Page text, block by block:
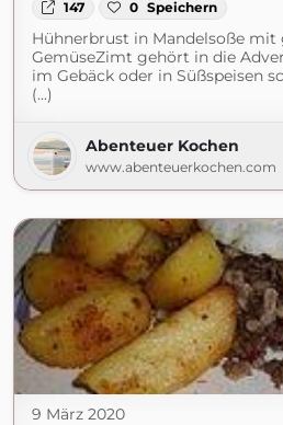
147 0 Speichern
Hühnerbrust in Mandelsoße mit
GemüseZimt gehört in die
im Gebäck oder in Süßspeisen
(...)
Abenteuer Kochen
www.abenteuerkochen.com
9 März 2020